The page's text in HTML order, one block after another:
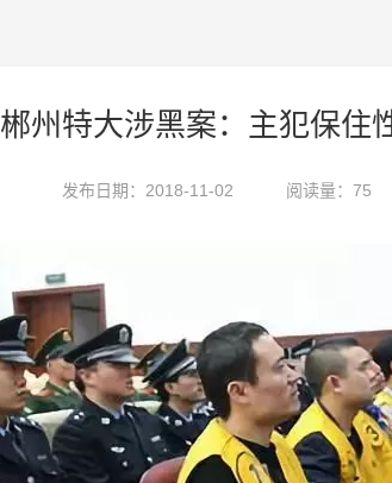
郴州特大涉黑案：主犯保住
发布日期：2018-11-02 阅读量：75